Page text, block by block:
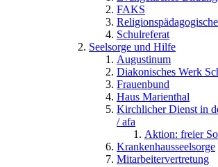
FAKS
Schulreferat
Seelsorge und Hilfe
Augustinum
Diakonisches Werk
Frauenbund
Haus Marienthal
Kirchlicher Dienst in
/ afa
Aktion: freier
Krankenhausseelsorge
Mitarbeitervertretung